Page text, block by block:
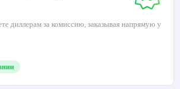
диллерам за комиссию, заказывая напрямую у